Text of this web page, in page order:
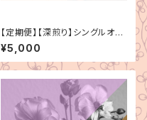
【定期便】【深煎り】シングルオリ
ジン 3種セット（200g×3種）
¥5,000